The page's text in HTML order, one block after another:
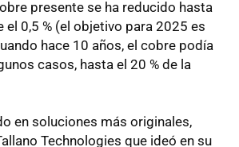
presente se ha reducido hasta
el 0,5 % (el objetivo para 2025 es
hace 10 años, el cobre podía
casos, hasta el 20 % de la
en soluciones más originales,
Technologies que ideó en su